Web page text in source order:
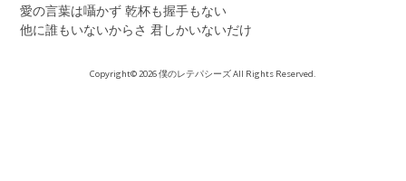
愛の言葉は囁かず 乾杯も握手もない
他に誰もいないからさ 君しかいないだけ
Copyright© 2026 僕のレテパシーズ All Rights Reserved.